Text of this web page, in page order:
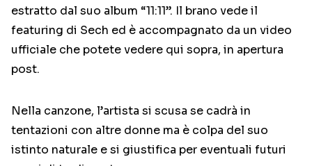
estratto dal suo album “11:11”. Il brano vede il
featuring di Sech ed è accompagnato da un video
ufficiale che potete vedere qui sopra, in apertura
post.
Nella canzone, l’artista si scusa se cadrà in
tentazioni con altre donne ma è colpa del suo
istinto naturale e si giustifica per eventuali futuri